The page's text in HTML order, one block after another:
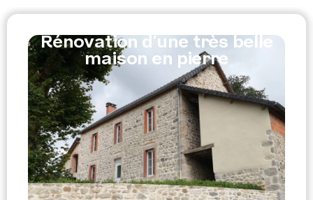
Rénovation d’une très belle
maison en pierre